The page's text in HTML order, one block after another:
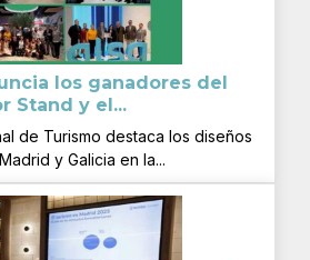
los ganadores del
Stand y el...
de Turismo destaca los diseños
y Galicia en la...